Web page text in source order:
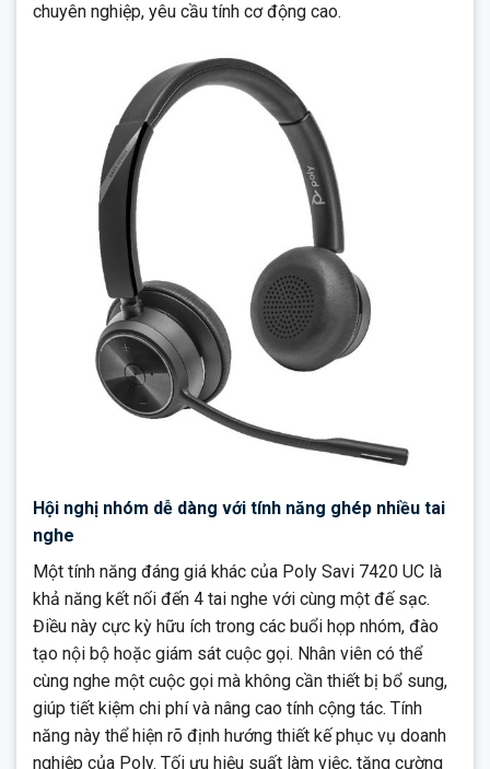
chuyên nghiệp, yêu cầu tính cơ động cao.
Hội nghị nhóm dễ dàng với tính năng ghép nhiều tai
nghe
Một tính năng đáng giá khác của Poly Savi 7420 UC là
khả năng kết nối đến 4 tai nghe với cùng một đế sạc.
Điều này cực kỳ hữu ích trong các buổi họp nhóm, đào
tạo nội bộ hoặc giám sát cuộc gọi. Nhân viên có thể
cùng nghe một cuộc gọi mà không cần thiết bị bổ sung,
giúp tiết kiệm chi phí và nâng cao tính cộng tác. Tính
năng này thể hiện rõ định hướng thiết kế phục vụ doanh
nghiệp của Poly. Tối ưu hiệu suất làm việc, tăng cường